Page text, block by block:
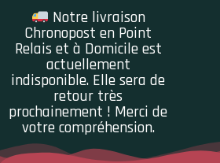
Notre livraison
Chronopost en Point
Relais et à Domicile est
actuellement
indisponible. Elle sera de
retour très
prochainement ! Merci de
votre compréhension.